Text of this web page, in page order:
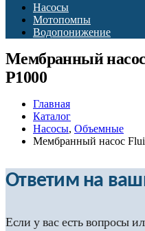
Насосы
Мотопомпы
Водопонижение
Мембранный
P1000
Главная
Каталог
Насосы, Объемные
Мембранный насос
Ответим на
Если у вас есть вопросы